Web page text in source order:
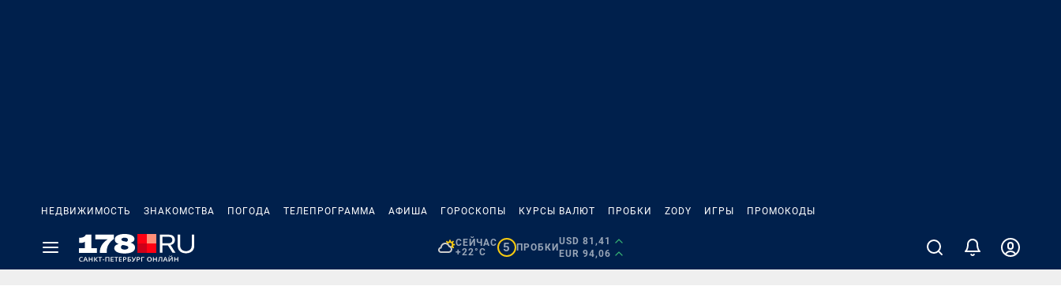
НЕДВИЖИМОСТЬ ЗНАКОМСТВА ПОГОДА ТЕЛЕПРОГРАММА АФИША ГОРОСКОПЫ КУРСЫ ВАЛЮТ ПРОБКИ ZODY ИГРЫ ПРОМОКОДЫ
СЕЙЧАС
+22°C
5 ПРОБКИ
USD 81,41
EUR 94,06